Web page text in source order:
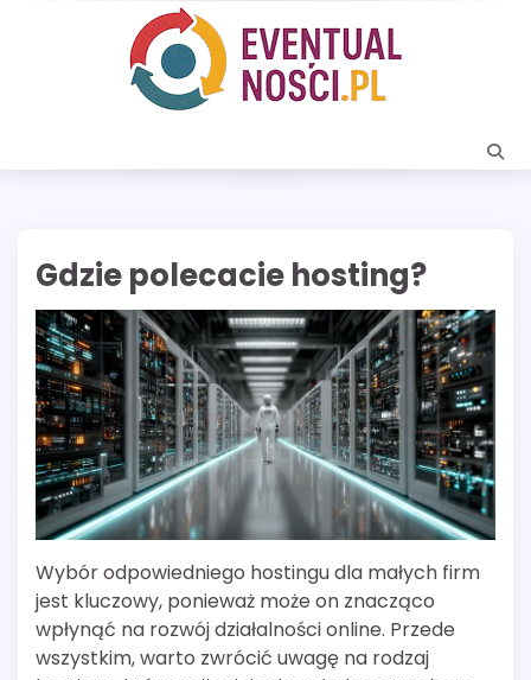
Gdzie polecacie hosting?
Wybór odpowiedniego hostingu dla małych firm
jest kluczowy, ponieważ może on znacząco
wpłynąć na rozwój działalności online. Przede
wszystkim, warto zwrócić uwagę na rodzaj